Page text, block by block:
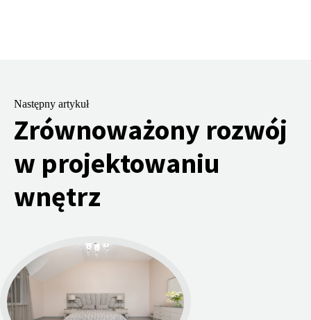
Następny artykuł
Zrównoważony rozwój
w projektowaniu
wnętrz